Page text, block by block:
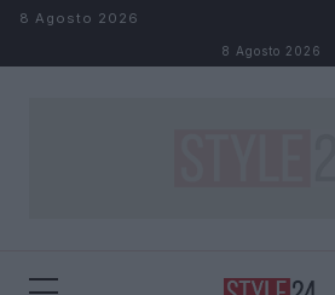
Salta al contenuto
8 Agosto 2026
8 Agosto 2026